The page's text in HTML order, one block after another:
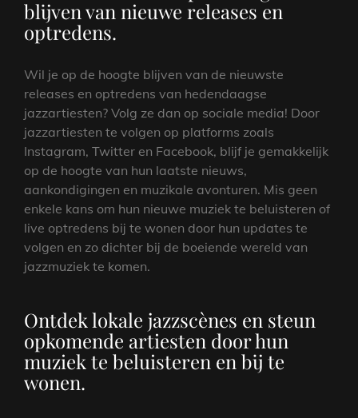
blijven van nieuwe releases en
optredens.
Wil je op de hoogte blijven van de nieuwste
releases en optredens van hedendaagse
jazzartiesten? Volg ze dan op sociale media! Door
jazzartiesten te volgen op platforms zoals
Instagram, Twitter en Facebook, blijf je gemakkelijk
op de hoogte van hun laatste nieuws,
aankondigingen en muzikale avonturen. Mis geen
enkele kans om hun nieuwe muziek te beluisteren of
live optredens bij te wonen door hun updates te
volgen en zo dichter bij de boeiende wereld van
jazzmuziek te komen.
Ontdek lokale jazzscènes en steun
opkomende artiesten door hun
muziek te beluisteren en bij te
wonen.